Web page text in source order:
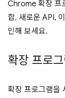
Chrome 확장 프
합, 새로운 API,
인해 보세요.
확장 프로
확장 프로그램을